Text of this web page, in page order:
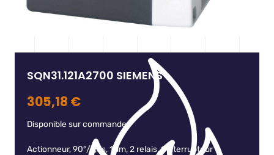
SQN31.121A2700 SIEMENS
305,18 €
Disponible sur commande
Actionneur, 90°/4,5s, 1Nm, 2 relais, 1 interrupteur